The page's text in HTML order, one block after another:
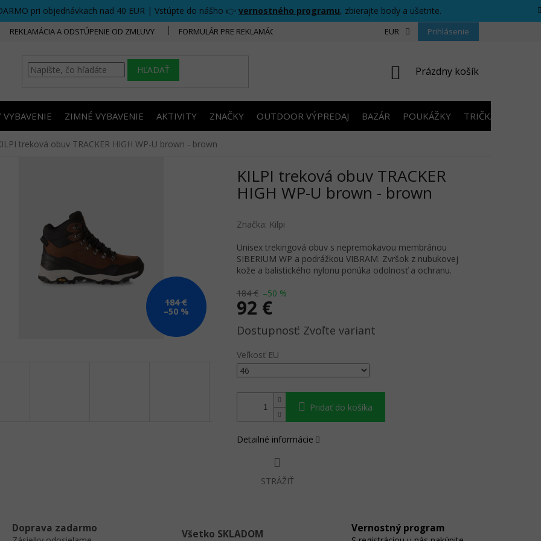
pri objednávkach nad 40 EUR | Vstúpte do nášho 👉 vernostného programu, zbierajte body a ušetrite.
REKLAMÁCIA A ODSTÚPENIE OD ZMLUVY FORMULÁR PRE REKLAMÁCIU FORMULÁR PRE ODSTÚPENIE OD ZMLUVY
EUR Prihlásenie
HĽADAŤ
NÁKUPNÝ
Prázdny košík
ZIMNÉ VYBAVENIE AKTIVITY ZNAČKY OUTDOOR VÝPREDAJ BAZÁR POUKÁŽKY TRIČKÁ S
treková obuv TRACKER HIGH WP-U brown - brown
184 €
–50 %
KILPI treková obuv TRACKER
HIGH WP-U brown - brown
Značka: Kilpi
184 € –50 %
92 €
Jednotková
Zvoľte variant
Veľkosť EU
Pridať do košíka
Unisex trekingová obuv s nepremokavou membránou
SIBERIUM WP a podrážkou VIBRAM. Zvršok z nubukovej
kože a balistického nylonu ponúka odolnosť a ochranu.
Detailné informácie
STRÁŽIŤ
Doprava zadarmo Všetko SKLADOM Vernostný program